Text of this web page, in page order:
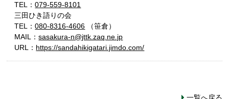
TEL：079-559-8101
三田ひき語りの会
TEL：080-8316-4606 （笹倉）
MAIL：sasakura-n@jttk.zaq.ne.jp
URL： https://sandahikigatari.jimdo.com/
一覧へ戻る